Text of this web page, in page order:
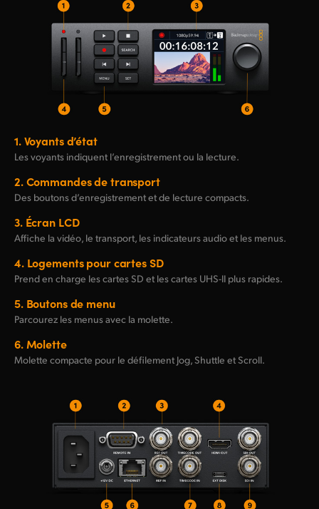
1.Voyants d’état
Les voyants indiquent l’enregistrement ou la lecture.
2.Commandes de transport
Des boutons d’enregistrement et de lecture compacts.
3.Écran LCD
Affiche la vidéo, le transport, les indicateurs audio et les menus.
4.Logements pour cartes SD
Prend en charge les cartes SD et les cartes UHS-II plus rapides.
5.Boutons de menu
Parcourez les menus avec la molette.
6.Molette
Molette compacte pour le défilement Jog, Shuttle et Scroll.